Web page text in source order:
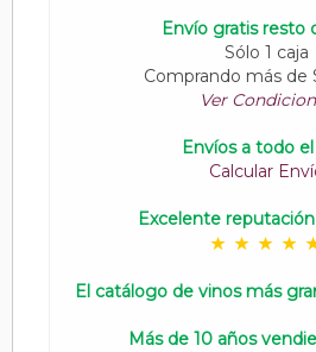
Envío gratis resto
Sólo 1 caja
Comprando más de
Ver
Envíos a todo
Calcular
Excelente
El catálogo de vinos más
Más de 10 años